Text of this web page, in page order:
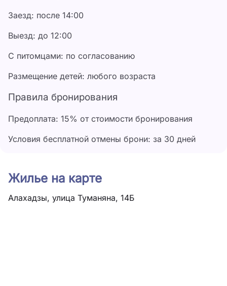
Заезд: после 14:00
Выезд: до 12:00
С питомцами: по согласованию
Размещение детей: любого возраста
Правила бронирования
Предоплата: 15% от стоимости бронирования
Условия бесплатной отмены брони: за 30 дней
Жилье на карте
Алахадзы, улица Туманяна, 14Б